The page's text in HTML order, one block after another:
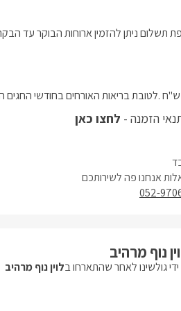
תשלום ניתן להזמין ארוחות הבוקר עד
הזמנה - לחצו כאן
אנחנו פה לשירותכם
052-
נוף מרהיב
גולשינו לאחר שהתארחו בלוין נוף מרהיב